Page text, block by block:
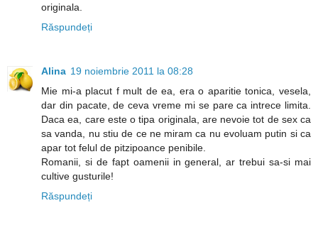
originala.
Răspundeți
Alina 19 noiembrie 2011 la 08:28
Mie mi-a placut f mult de ea, era o aparitie tonica, vesela,
dar din pacate, de ceva vreme mi se pare ca intrece limita.
Daca ea, care este o tipa originala, are nevoie tot de sex ca
sa vanda, nu stiu de ce ne miram ca nu evoluam putin si ca
apar tot felul de pitzipoance penibile.
Romanii, si de fapt oamenii in general, ar trebui sa-si mai
cultive gusturile!
Răspundeți